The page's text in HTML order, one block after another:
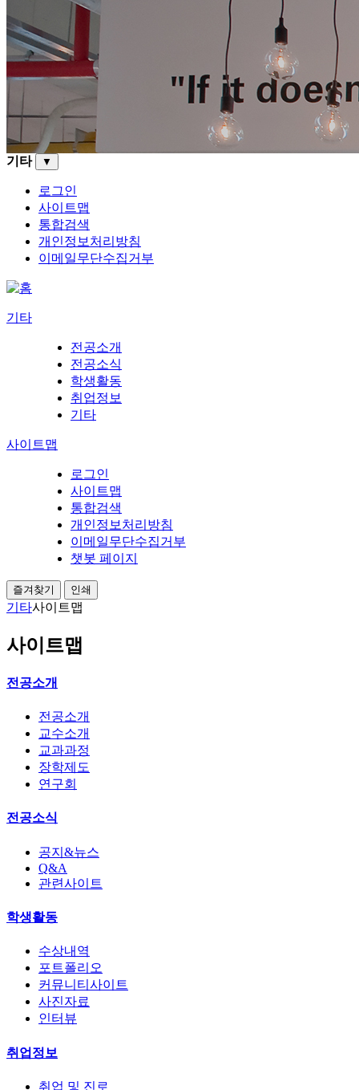
기타 ▼
로그인
사이트맵
통합검색
개인정보처리방침
이메일무단수집거부
기타
전공소개
전공소식
학생활동
취업정보
기타
사이트맵
로그인
사이트맵
통합검색
개인정보처리방침
이메일무단수집거부
챗봇 페이지
즐겨찾기 인쇄
기타사이트맵
사이트맵
전공소개
전공소개
교수소개
교과과정
장학제도
연구회
전공소식
공지&뉴스
Q&A
관련사이트
학생활동
수상내역
포트폴리오
커뮤니티사이트
사진자료
인터뷰
취업정보
취업 및 진로